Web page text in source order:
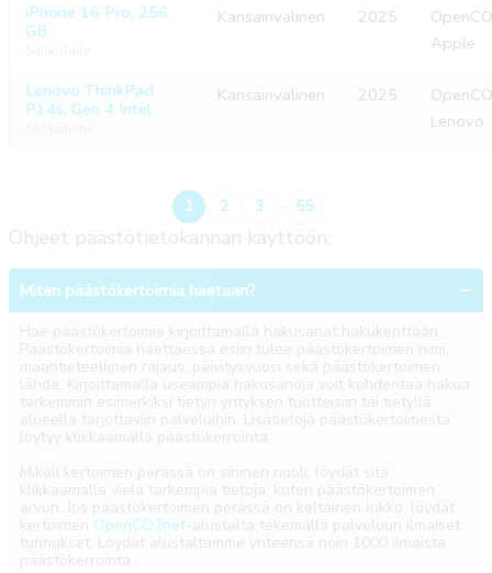
iPhone 16 Pro, 256
GB
Kansainvälinen 2025
Apple
Lenovo ThinkPad
P14s, Gen 4 Intel
Kansainvälinen 2025
Lenovo
1 2 3 ... 55
Ohjeet päästötietokannan käyttöön:
Miten päästökertoimia haetaan?
Hae päästökertoimia kirjoittamalla hakusanat hakukenttään.
Päästökertoimia haettaessa esiin tulee päästökertoimen nimi,
maantieteellinen rajaus, päivitysvuosi sekä päästökertoimen
lähde. Kirjoittamalla useampia hakusanoja voit kohdentaa hakua
tarkemmin esimerkiksi tietyn yrityksen tuotteisiin tai tietyllä
alueella tarjottaviin palveluihin. Lisätietoja päästökertoimesta
löytyy klikkaamalla päästökerrointa.
Mikäli kertoimen perässä on sininen nuoli, löydät sitä
klikkaamalla vielä tarkempia tietoja, kuten päästökertoimen
arvon. Jos päästökertoimen perässä on keltainen lukko, löydät
kertoimen OpenCO2net-alustalta tekemällä palveluun ilmaiset
tunnukset. Löydät alustaltamme yhteensä noin 1000 ilmaista
päästökerrointa.